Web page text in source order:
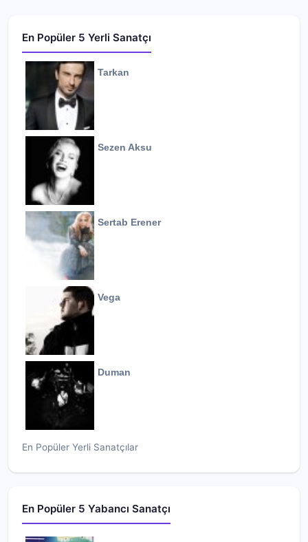
En Popüler 5 Yerli Sanatçı
Tarkan
Sezen Aksu
Sertab Erener
Vega
Duman
En Popüler Yerli Sanatçılar
En Popüler 5 Yabancı Sanatçı